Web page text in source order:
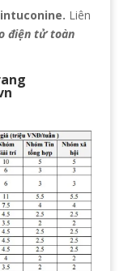
Liên
điện tử toàn